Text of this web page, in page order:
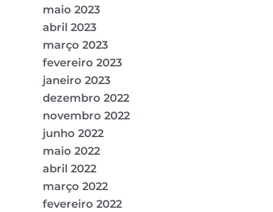
maio 2023
abril 2023
março 2023
fevereiro 2023
janeiro 2023
dezembro 2022
novembro 2022
junho 2022
maio 2022
abril 2022
março 2022
fevereiro 2022